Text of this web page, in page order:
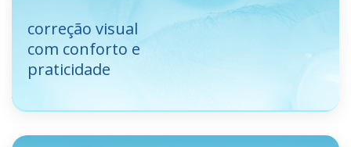
correção visual
com conforto e
praticidade